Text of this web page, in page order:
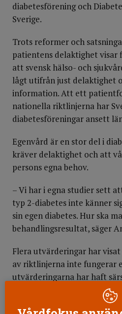
diabetesförening och
Sverige.
Trots reformer och
patientens delaktighet visar
att svensk hälso- och
lågt utifrån just delaktighet
information. Att ett
nationella riktlinjerna har
diabetesföreningar ansett
Egenvård är en stor del i
kräver delaktighet och att
persons egna behov.
– Vi har i egna studier sett
typ 2-diabetes inte känner
sin egen diabetes. Hur ska
behandlingsresultat, säger
Flera utvärderingar har
av riktlinjerna inte fungerar
utvärderingarna har haft
patientperspektivet. Efter
gör Riksrevisionen nu en